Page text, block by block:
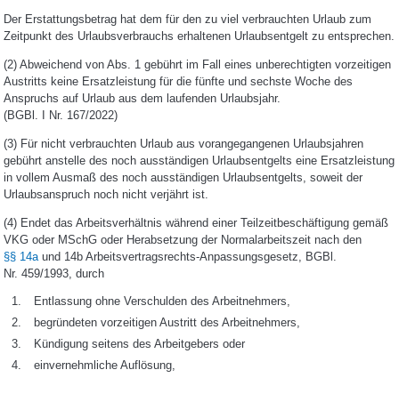
Der Erstattungsbetrag hat dem für den zu viel verbrauchten Urlaub zum
Zeitpunkt des Urlaubsverbrauchs erhaltenen Urlaubsentgelt zu entsprechen.
(2) Abweichend von Abs. 1 gebührt im Fall eines unberechtigten vorzeitigen
Austritts keine Ersatzleistung für die fünfte und sechste Woche des
Anspruchs auf Urlaub aus dem laufenden Urlaubsjahr.
(BGBl. I Nr. 167/2022)
(3) Für nicht verbrauchten Urlaub aus vorangegangenen Urlaubsjahren
gebührt anstelle des noch ausständigen Urlaubsentgelts eine Ersatzleistung
in vollem Ausmaß des noch ausständigen Urlaubsentgelts, soweit der
Urlaubsanspruch noch nicht verjährt ist.
(4) Endet das Arbeitsverhältnis während einer Teilzeitbeschäftigung gemäß
VKG oder MSchG oder Herabsetzung der Normalarbeitszeit nach den
§§ 14aund 14b Arbeitsvertragsrechts-Anpassungsgesetz, BGBl.
Nr. 459/1993, durch
Entlassung ohne Verschulden des Arbeitnehmers,
begründeten vorzeitigen Austritt des Arbeitnehmers,
Kündigung seitens des Arbeitgebers oder
einvernehmliche Auflösung,